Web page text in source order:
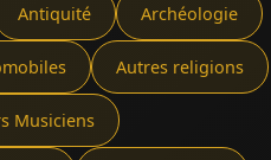
Antiquité Archéologie
Autres religions
Musiciens